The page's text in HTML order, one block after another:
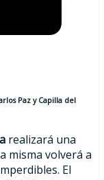
Paz y Capilla del
realizará una
misma volverá a
El